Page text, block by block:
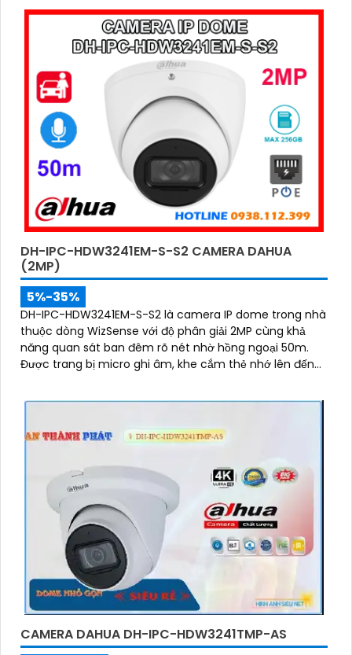
DH-IPC-HDW3241EM-S-S2 CAMERA DAHUA
(2MP)
5%-35%
DH-IPC-HDW3241EM-S-S2 là camera IP dome trong nhà
thuộc dòng WizSense với độ phân giải 2MP cùng khả
năng quan sát ban đêm rõ nét nhờ hồng ngoại 50m.
Được trang bị micro ghi âm, khe cắm thẻ nhớ lên đến
chính xác người và phương tiện, camera mang lại hiệu
CAMERA DAHUA DH-IPC-HDW3241TMP-AS